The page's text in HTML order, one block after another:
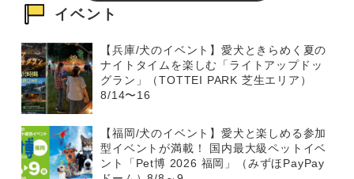
イベント
【兵庫/犬のイベント】愛犬ときらめく夏の
ナイトタイムを楽しむ「ライトアップドッ
グラン」（TOTTEI PARK 芝生エリア）
8/14〜16
【福岡/犬のイベント】愛犬と楽しめる参加
型イベントが満載！ 国内最大級ペットイベ
ント「Pet博 2026 福岡」（みずほPayPay